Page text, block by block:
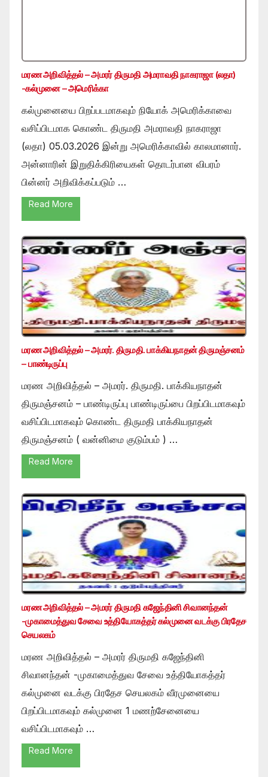
மரண அறிவித்தல் – அமரர் திருமதி அமராவதி நாகராஜா (லதா)
-கல்முனை – அமெரிக்கா
கல்முனையை பிறப்படமாகவும் நியோக் அமெரிக்காவை
வசிப்பிடமாக கொண்ட திருமதி அமராவதி நாகராஜா
(லதா) 05.03.2026 இன்று அமெரிக்காவில் காலமானார்.
அன்னாரின் இறுதிக்கிரியைகள் தொடர்பான விபரம்
பின்னர் அறிவிக்கப்படும் …
Read More
மரண அறிவித்தல் – அமரர். திருமதி. பாக்கியநாதன் திருமஞ்சனம்
– பாண்டிருப்பு
மரண அறிவித்தல் – அமரர். திருமதி. பாக்கியநாதன்
திருமஞ்சனம் – பாண்டிருப்பு பாண்டிருப்பை பிறப்பிடமாகவும்
வசிப்பிடமாகவும் கொண்ட திருமதி பாக்கியநாதன்
திருமஞ்சனம் ( வன்னிமை குடும்பம் ) …
Read More
மரண அறிவித்தல் – அமரர் திருமதி கஜேந்தினி சிவானந்தன்
-முகாமைத்துவ சேவை உத்தியோகத்தர் கல்முனை வடக்கு பிரதேச
செயலகம்
மரண அறிவித்தல் – அமரர் திருமதி கஜேந்தினி
சிவானந்தன் -முகாமைத்துவ சேவை உத்தியோகத்தர்
கல்முனை வடக்கு பிரதேச செயலகம் வீரமுனையை
பிறப்பிடமாகவும் கல்முனை 1 மணற்சேனையை
வசிப்பிடமாகவும் …
Read More